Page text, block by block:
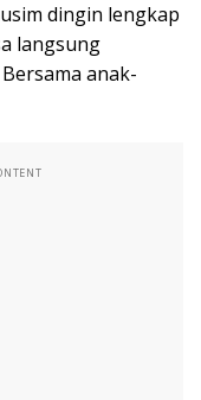
dingin lengkap
langsung
anak-